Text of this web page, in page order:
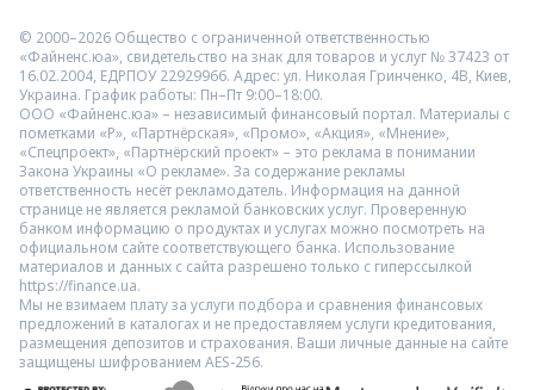
© 2000–2026 Общество с ограниченной ответственностью
«Файненс.юа», свидетельство на знак для товаров и услуг № 37423 от
16.02.2004, ЕДРПОУ 22929966. Адрес: ул. Николая Гринченко, 4В, Киев,
Украина. График работы: Пн–Пт 9:00–18:00.
ООО «Файненс.юа» – независимый финансовый портал. Материалы с
пометками «Р», «Партнёрская», «Промо», «Акция», «Мнение»,
«Спецпроект», «Партнёрский проект» – это реклама в понимании
Закона Украины «О рекламе». За содержание рекламы
ответственность несёт рекламодатель. Информация на данной
странице не является рекламой банковских услуг. Проверенную
банком информацию о продуктах и услугах можно посмотреть на
официальном сайте соответствующего банка. Использование
материалов и данных с сайта разрешено только с гиперссылкой
https://finance.ua.
Мы не взимаем плату за услуги подбора и сравнения финансовых
предложений в каталогах и не предоставляем услуги кредитования,
размещения депозитов и страхования. Ваши личные данные на сайте
защищены шифрованием AES-256.